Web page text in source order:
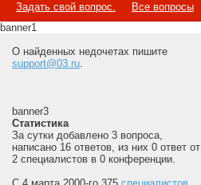
Задать свой вопрос. Все вопросы
banner1
О найденных недочетах пишите
support@03.ru.
banner3
Статистика
За сутки добавлено 3 вопроса,
написано 16 ответов, из них 0 ответ от
2 специалистов в 0 конференции.